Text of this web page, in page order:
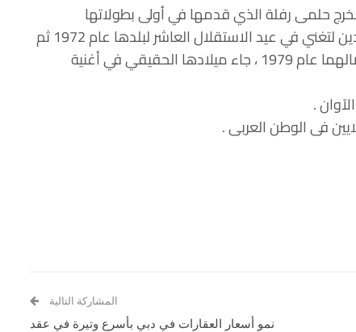
١٩٣٩ بفرنسا ثم جاءت الى مصر عام 1960 بدعوة من المنتج والمخرج حلمى رفلة الذي قدمها في أولى بطولاتها
السينمائية فى فيلم المظ وعبده الحامولى ، بعدها أضيف لها مقطع في أوبريت “وطني الأكبر” وطلبها الرئيس الجزائري بومدين لتغني في عيد الاستقلال العاشر لبلدها عام 1972 ثم
عادت إلى مصر وانطلقت مسيرتها من جديد وتزوجت الموسيقار المصري بليغ حمدى لتبدأ معه رحلة غنائية استمرت رغم انفصالهما عام 1979 ، جاء ميلادها الحقيقي في أغنية
.
المشاركة التالية
نمو أسعار العقارات في دبي بأسرع وتيرة في عقد